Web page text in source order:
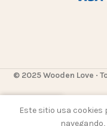
© 2025 Wooden Love ·
Este sitio usa cookies